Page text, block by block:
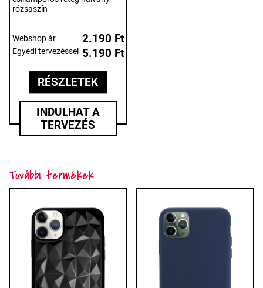
rózsaszín
Webshop ár 2.190 Ft
Egyedi tervezéssel 5.190 Ft
RÉSZLETEK
INDULHAT A
TERVEZÉS
További termékek